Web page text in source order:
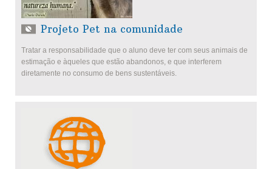
Projeto Pet na comunidade
Tratar a responsabilidade que o aluno deve ter com seus animais de
estimação e àqueles que estão abandonos, e que interferem
diretamente no consumo de bens sustentáveis.